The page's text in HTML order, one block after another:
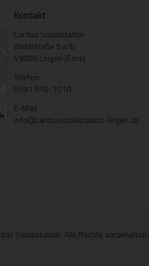
Kontakt
Caritas Sozialstation
Waldstraße 5 a/b
49808 Lingen (Ems)
Telefon:
0591 910-1010
E-Mail
info@caritassozialstation-lingen.de
Sozialstation. Alle Rechte vorbehalten.